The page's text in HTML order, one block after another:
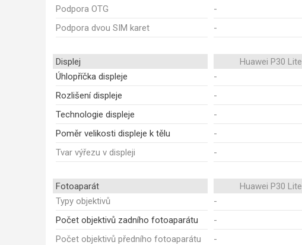
Podpora OTG
-
Podpora dvou SIM karet
-
Displej Huawei P30 Lite
Úhlopříčka displeje
-
Rozlišení displeje
-
Technologie displeje
-
Poměr velikosti displeje k tělu
-
Tvar výřezu v displeji
-
Fotoaparát Huawei P30 Lite
Typy objektivů
-
Počet objektivů zadního fotoaparátu
-
Počet objektivů předního fotoaparátu
-